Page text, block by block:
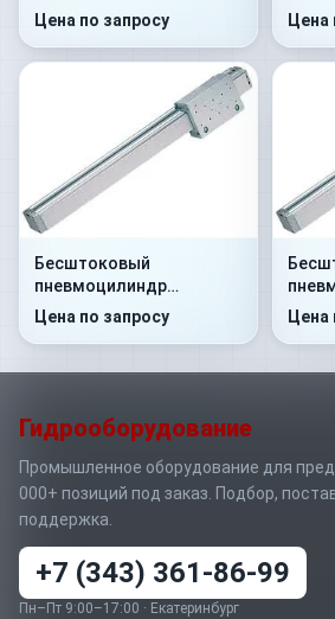
52R2C25A2000
Цена по запросу Цена
Бесштоковый
пневмоцилиндр
52R2P25A0120
Цена по запросу Цена
Гидрооборудование
Промышленное оборудование для
000+ позиций под заказ. Подбор,
поддержка.
+7 (343) 361-86-99
Пн–Пт 9:00–17:00 · Екатеринбург